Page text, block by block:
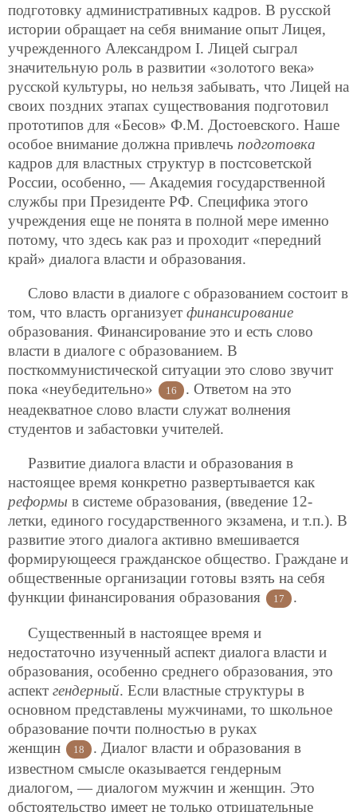
подготовку административных кадров. В русской
истории обращает на себя внимание опыт Лицея,
учрежденного Александром I. Лицей сыграл
значительную роль в развитии «золотого века»
русской культуры, но нельзя забывать, что Лицей на
своих поздних этапах существования подготовил
прототипов для «Бесов» Ф.М. Достоевского. Наше
особое внимание должна привлечь подготовка
кадров для властных структур в постсоветской
России, особенно, — Академия государственной
службы при Президенте РФ. Специфика этого
учреждения еще не понята в полной мере именно
потому, что здесь как раз и проходит «передний
край» диалога власти и образования.
Слово власти в диалоге с образованием состоит в
том, что власть организует финансирование
образования. Финансирование это и есть слово
власти в диалоге с образованием. В
посткоммунистической ситуации это слово звучит
пока «неубедительно»
16
. Ответом на это
неадекватное слово власти служат волнения
студентов и забастовки учителей.
Развитие диалога власти и образования в
настоящее время конкретно развертывается как
реформы в системе образования, (введение 12-
летки, единого государственного экзамена, и т.п.). В
развитие этого диалога активно вмешивается
формирующееся гражданское общество. Граждане и
общественные организации готовы взять на себя
функции финансирования образования
17 .
Существенный в настоящее время и
недостаточно изученный аспект диалога власти и
образования, особенно среднего образования, это
аспект гендерный. Если властные структуры в
основном представлены мужчинами, то школьное
образование почти полностью в руках
женщин
18
. Диалог власти и образования в
известном смысле оказывается гендерным
диалогом, — диалогом мужчин и женщин. Это
обстоятельство имеет не только отрицательные